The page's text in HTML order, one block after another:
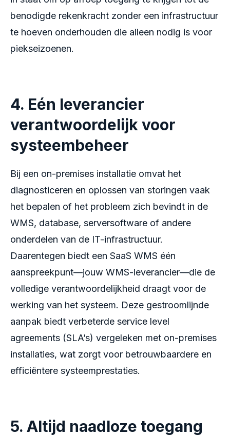
benodigde rekenkracht zonder een infrastructuur
te hoeven onderhouden die alleen nodig is voor
piekseizoenen.
4. Eén leverancier
verantwoordelijk voor
systeembeheer
Bij een on-premises installatie omvat het
diagnosticeren en oplossen van storingen vaak
het bepalen of het probleem zich bevindt in de
WMS, database, serversoftware of andere
onderdelen van de IT-infrastructuur.
Daarentegen biedt een SaaS WMS één
aanspreekpunt—jouw WMS-leverancier—die de
volledige verantwoordelijkheid draagt voor de
werking van het systeem. Deze gestroomlijnde
aanpak biedt verbeterde service level
agreements (SLA’s) vergeleken met on-premises
installaties, wat zorgt voor betrouwbaardere en
efficiëntere systeemprestaties.
5. Altijd naadloze toegang